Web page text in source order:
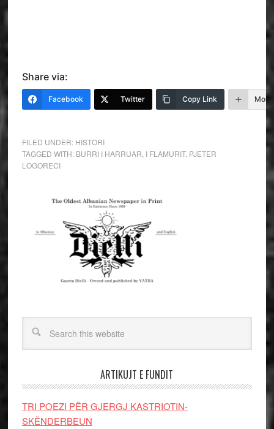
Share via:
Facebook Twitter Copy Link More
FILED UNDER: HISTORI
TAGGED WITH: BURRI I HARRUAR I FLAMURIT, PJETER
LOGORECI
ARTIKUJT E FUNDIT
TRI POEZI PËR GJERGJ KASTRIOTIN-
SKËNDERBEUN